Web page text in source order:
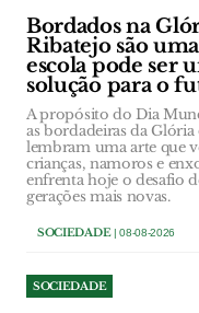
Bordados na
Ribatejo são
escola pode ser
solução para o
A propósito do Dia
as bordadeiras da
lembram uma arte que
crianças, namoros e
enfrenta hoje o desafio
gerações mais novas.
SOCIEDADE| 08-08-2026
SOCIEDADE